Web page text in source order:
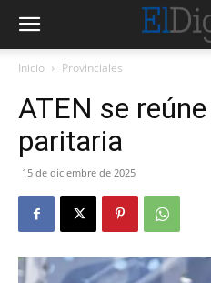
Inicio Provinciales
ATEN se
paritaria
15 de diciembre de 2025